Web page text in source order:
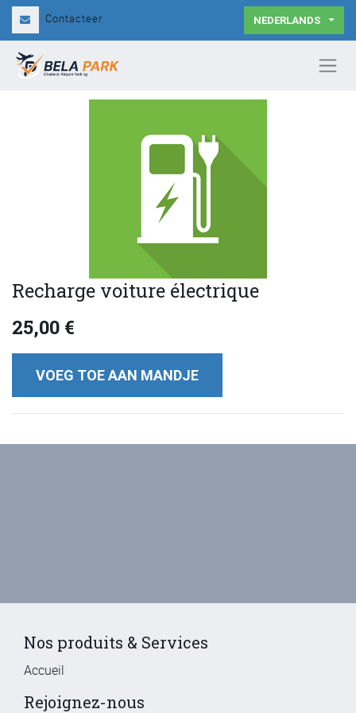
Contacteer NEDERLANDS
Recharge voiture électrique
25,00 €
VOEG TOE AAN MANDJE
Nos produits & Services
Accueil
Rejoignez-nous